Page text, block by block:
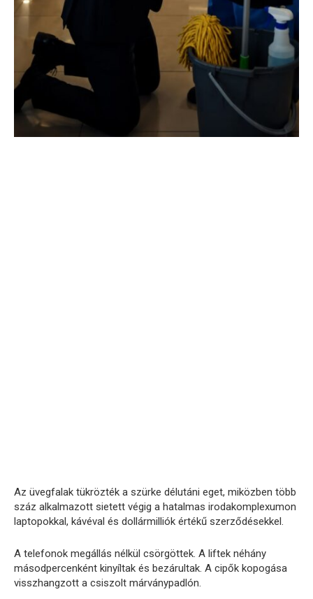
Az üvegfalak tükrözték a szürke délutáni eget, miközben több
száz alkalmazott sietett végig a hatalmas irodakomplexumon
laptopokkal, kávéval és dollármilliók értékű szerződésekkel.
A telefonok megállás nélkül csörgöttek. A liftek néhány
másodpercenként kinyíltak és bezárultak. A cipők kopogása
visszhangzott a csiszolt márványpadlón.